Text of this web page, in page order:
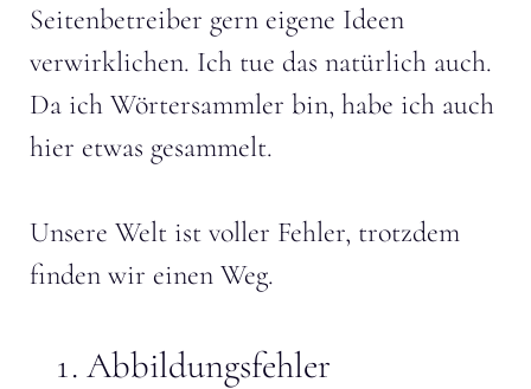
Seitenbetreiber gern eigene Ideen
verwirklichen. Ich tue das natürlich auch.
Da ich Wörtersammler bin, habe ich auch
hier etwas gesammelt.
Unsere Welt ist voller Fehler, trotzdem
finden wir einen Weg.
Abbildungsfehler